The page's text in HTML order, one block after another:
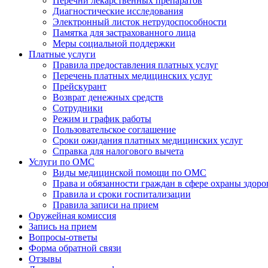
Диагностические исследования
Электронный листок нетрудоспособности
Памятка для застрахованного лица
Меры социальной поддержки
Платные услуги
Правила предоставления платных услуг
Перечень платных медицинских услуг
Прейскурант
Возврат денежных средств
Сотрудники
Режим и график работы
Пользовательское соглашение
Сроки ожидания платных медицинских услуг
Справка для налогового вычета
Услуги по ОМС
Виды медицинской помощи по ОМС
Права и обязанности граждан в сфере охраны
Правила и сроки госпитализации
Правила записи на прием
Оружейная комиссия
Запись на прием
Вопросы-ответы
Форма обратной связи
Отзывы